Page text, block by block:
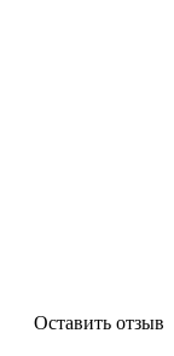
Оставить отзыв